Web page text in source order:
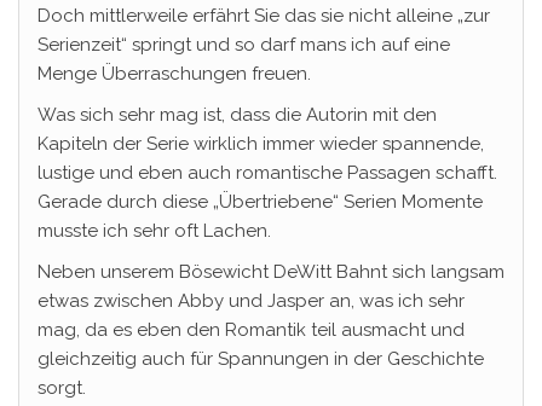
Doch mittlerweile erfährt Sie das sie nicht alleine „zur
Serienzeit“ springt und so darf mans ich auf eine
Menge Überraschungen freuen.
Was sich sehr mag ist, dass die Autorin mit den
Kapiteln der Serie wirklich immer wieder spannende,
lustige und eben auch romantische Passagen schafft.
Gerade durch diese „Übertriebene“ Serien Momente
musste ich sehr oft Lachen.
Neben unserem Bösewicht DeWitt Bahnt sich langsam
etwas zwischen Abby und Jasper an, was ich sehr
mag, da es eben den Romantik teil ausmacht und
gleichzeitig auch für Spannungen in der Geschichte
sorgt.